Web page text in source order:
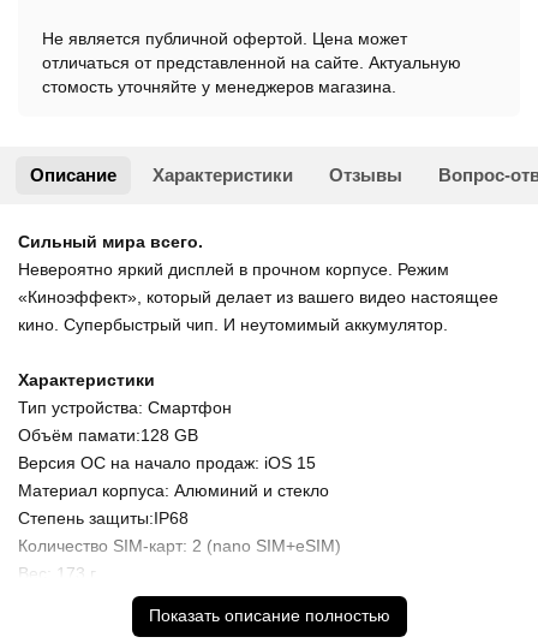
Не является публичной офертой. Цена может
отличаться от представленной на сайте. Актуальную
стомость уточняйте у менеджеров магазина.
Описание Характеристики Отзывы Вопрос-
Сильный мира всего.
Невероятно яркий дисплей в прочном корпусе. Режим
«Киноэффект», который делает из вашего видео настоящее
кино. Супербыстрый чип. И неутомимый аккумулятор.
Характеристики
Тип устройства: Смартфон
Объём памати:128 GB
Версия ОС на начало продаж: iOS 15
Материал корпуса: Алюминий и стекло
Степень защиты:IP68
Количество SIM-карт: 2 (nano SIM+eSIM)
Вес: 173 г
Размер: 71.5x146.7x7.65 мм
Показать описание полностью